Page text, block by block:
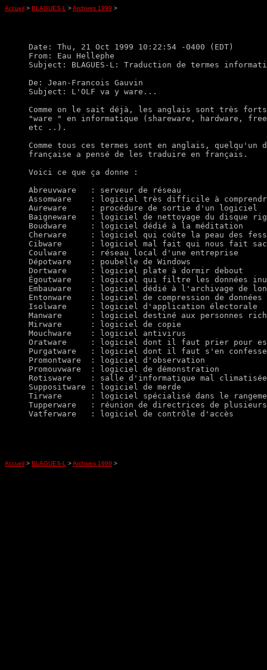
Accueil > BLAGUES-L >Archives 1999 >
Date: Thu, 21 Oct 1999 10:22:54 -0400 (EDT)
From: Eau Hellephe
Subject: BLAGUES-L: Traduction de termes
De: Jean-Francois Gauvin
Subject: L'OLF va y ware...
Comme on le sait déjà, les anglais sont très
"ware " en informatique (shareware, hardware,
etc ..).
Comme tous ces termes sont en anglais,
française a pensé de les traduire en français.
Voici ce que ça donne :
Abreuvware   : serveur de réseau
Assomware    : logiciel très difficile à
Aureware     : procédure de sortie d'un logiciel
Baigneware   : logiciel de nettoyage du disque
Boudware     : logiciel dédié à la méditation
Cherware     : logiciel qui coûte la peau des
Cibware      : logiciel mal fait qui nous fait
Coulware     : réseau local d'une entreprise
Dépotware    : poubelle de Windows
Dortware     : logiciel plate à dormir debout
Égoutware    : logiciel qui filtre les données
Embauware    : logiciel dédié à l'archivage de
Entonware    : logiciel de compression de données
Isolware     : logiciel d'application électorale
Manware      : logiciel destiné aux personnes
Mirware      : logiciel de copie
Mouchware    : logiciel antivirus
Oratware     : logiciel dont il faut prier pour
Purgatware   : logiciel dont il faut s'en
Promontware  : logiciel d'observation
Promouvware  : logiciel de démonstration
Rotisware    : salle d'informatique mal climatisée
Suppositware : logiciel de merde
Tirware      : logiciel spécialisé dans le
Tupperware   : réunion de directrices de
Accueil > BLAGUES-L >Archives 1999 >